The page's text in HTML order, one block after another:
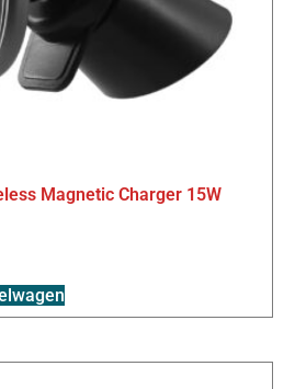
Magnetic Charger 15W